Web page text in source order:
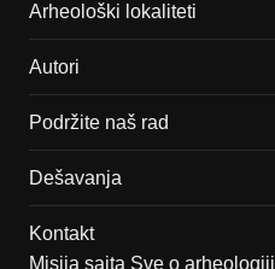
Arheološki lokaliteti
Autori
Podržite naš rad
Dešavanja
Kontakt
Misija sajta Sve o arheologiji